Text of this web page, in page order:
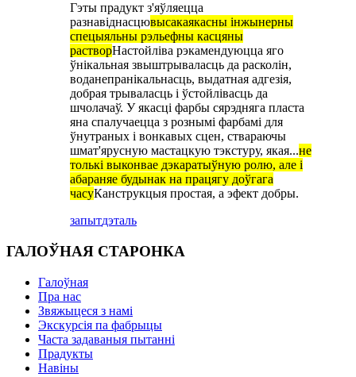
Гэты прадукт з'яўляецца
разнавіднасцювысакаякасны інжынерны
спецыяльны рэльефны касцяны
растворНастойліва рэкамендуюцца яго
ўнікальная звыштрываласць да расколін,
воданепранікальнасць, выдатная адгезія,
добрая трываласць і ўстойлівасць да
шчолачаў. У якасці фарбы сярэдняга пласта
яна спалучаецца з рознымі фарбамі для
ўнутраных і вонкавых сцен, ствараючы
шмат'ярусную мастацкую тэкстуру, якая...не
толькі выконвае дэкаратыўную ролю, але і
абараняе будынак на працягу доўгага
часуКанструкцыя простая, а эфект добры.
запытдэталь
ГАЛОЎНАЯ СТАРОНКА
Галоўная
Пра нас
Звяжыцеся з намі
Экскурсія па фабрыцы
Часта задаваныя пытанні
Прадукты
Навіны